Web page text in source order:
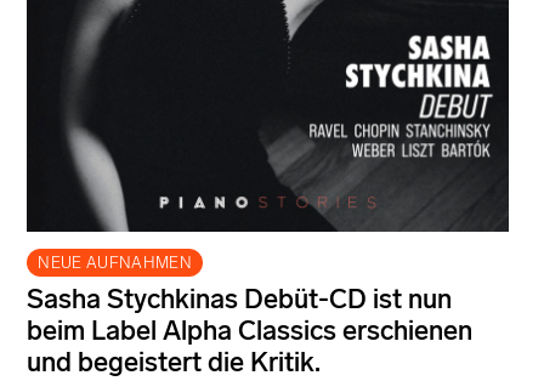
NEUE AUFNAHMEN
Sasha Stychkinas Debüt-CD ist nun
beim Label Alpha Classics erschienen
und begeistert die Kritik.